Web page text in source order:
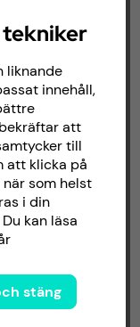
typer av
tekniker
liknande
innehåll,
att
till
att klicka på
när som helst
i din
kan läsa
stäng